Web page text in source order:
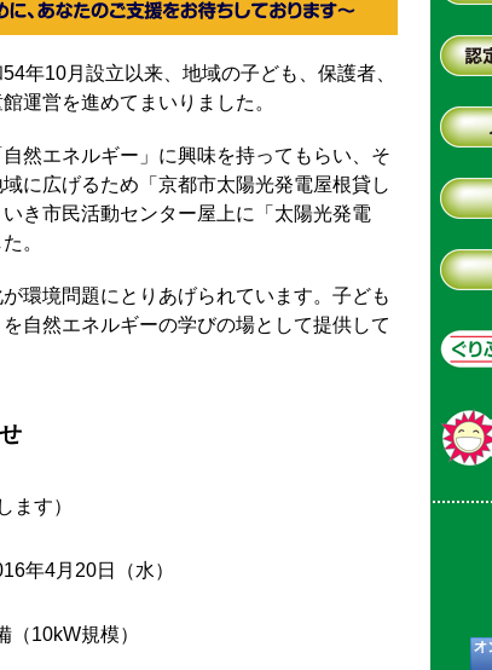
年10月設立以来、地域の子ども、保護者、
運営を進めてまいりました。
然エネルギー」に興味を持ってもらい、そ
に広げるため「京都市太陽光発電屋根貸し
き市民活動センター屋上に「太陽光発電
。
環境問題にとりあげられています。子ども
自然エネルギーの学びの場として提供して
ます）
年4月20日（水）
10kW規模）